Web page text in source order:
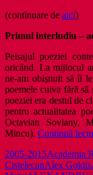
(continuare de aici)
Primul interludiu –
Peisajul poeziei
oricând. La mijlocul
ne-am obişnuit să îi
poemele cuiva fără
poeziei era destul de
pentru actualitatea
Octavian Soviany,
Mincu). Continuă
2005-2015Academia
CistelecanAlex Goldis